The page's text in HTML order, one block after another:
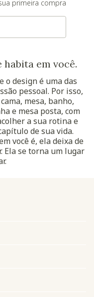
primeira compra
habita em você.
o design é uma das
pessoal. Por isso,
mesa, banho,
e mesa posta, com
a sua rotina e
de sua vida.
você é, ela deixa de
Ela se torna um lugar